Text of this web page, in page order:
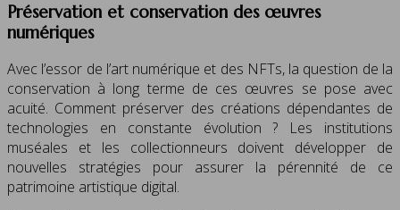
Préservation et conservation des œuvres
numériques
Avec l’essor de l’art numérique et des NFTs, la question de la
conservation à long terme de ces œuvres se pose avec
acuité. Comment préserver des créations dépendantes de
technologies en constante évolution ? Les institutions
muséales et les collectionneurs doivent développer de
nouvelles stratégies pour assurer la pérennité de ce
patrimoine artistique digital.